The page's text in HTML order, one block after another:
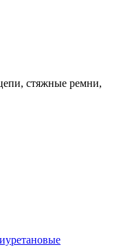
стяжные ремни,